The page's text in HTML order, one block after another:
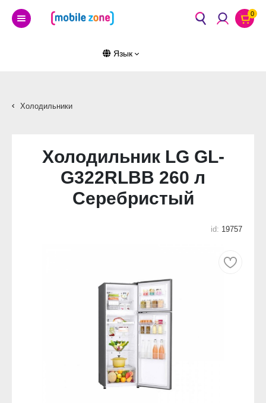
0
Язык
Холодильники
Холодильник LG GL-
G322RLBB 260 л
Серебристый
id: 19757